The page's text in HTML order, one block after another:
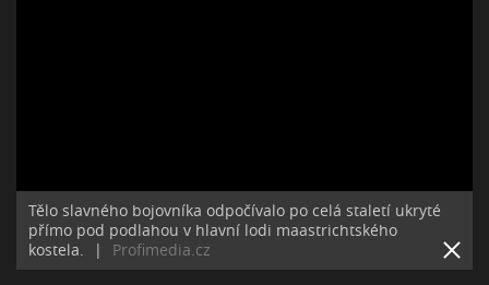
Tělo slavného bojovníka odpočívalo po celá staletí ukryté
přímo pod podlahou v hlavní lodi maastrichtského
kostela.
| Profimedia.cz